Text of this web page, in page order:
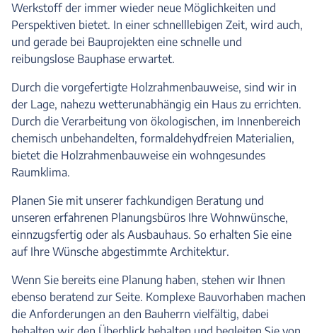
Werkstoff der immer wieder neue Möglichkeiten und
Perspektiven bietet. In einer schnelllebigen Zeit, wird auch,
und gerade bei Bauprojekten eine schnelle und
reibungslose Bauphase erwartet.
Durch die vorgefertigte Holzrahmenbauweise, sind wir in
der Lage, nahezu wetterunabhängig ein Haus zu errichten.
Durch die Verarbeitung von ökologischen, im Innenbereich
chemisch unbehandelten, formaldehydfreien Materialien,
bietet die Holzrahmenbauweise ein wohngesundes
Raumklima.
Planen Sie mit unserer fachkundigen Beratung und
unseren erfahrenen Planungsbüros Ihre Wohnwünsche,
einnzugsfertig oder als Ausbauhaus. So erhalten Sie eine
auf Ihre Wünsche abgestimmte Architektur.
Wenn Sie bereits eine Planung haben, stehen wir Ihnen
ebenso beratend zur Seite. Komplexe Bauvorhaben machen
die Anforderungen an den Bauherrn vielfältig, dabei